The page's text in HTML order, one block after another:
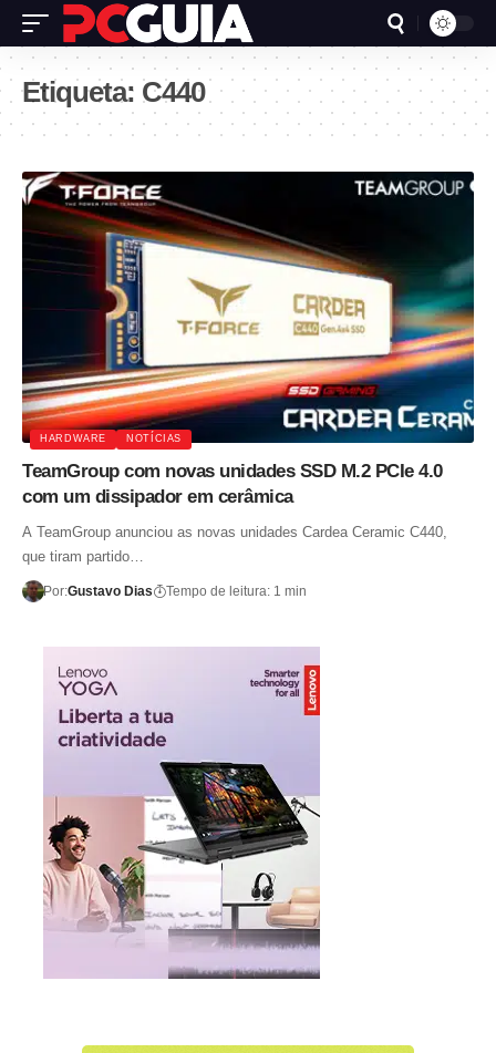
Etiqueta: C440
HARDWARE NOTÍCIAS
TeamGroup com novas unidades SSD M.2 PCIe 4.0
com um dissipador em cerâmica
A TeamGroup anunciou as novas unidades Cardea Ceramic C440,
que tiram partido…
Por:Gustavo Dias Tempo de leitura: 1 min